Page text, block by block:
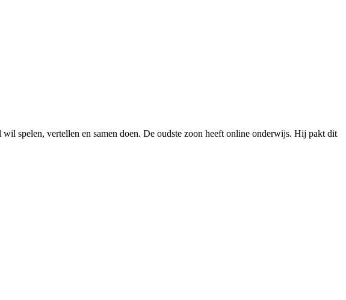
spelen, vertellen en samen doen. De oudste zoon heeft online onderwijs. Hij pakt dit